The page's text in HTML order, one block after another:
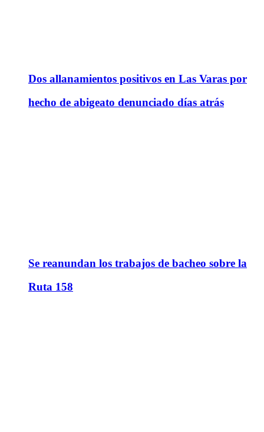
Dos allanamientos positivos en Las Varas por
hecho de abigeato denunciado días atrás
Se reanundan los trabajos de bacheo sobre la
Ruta 158